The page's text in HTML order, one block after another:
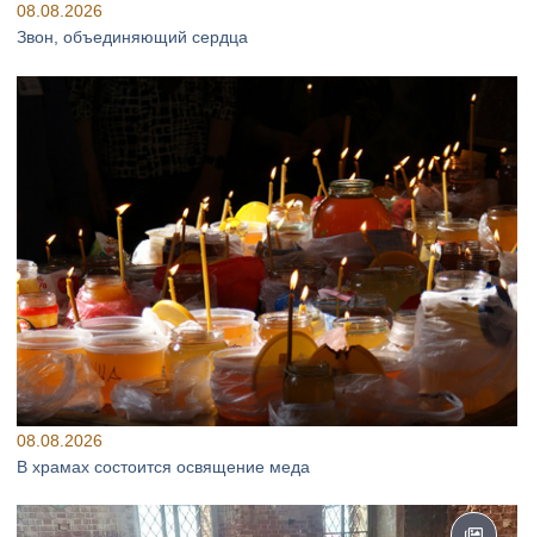
08.08.2026
Звон, объединяющий сердца
08.08.2026
В храмах состоится освящение меда